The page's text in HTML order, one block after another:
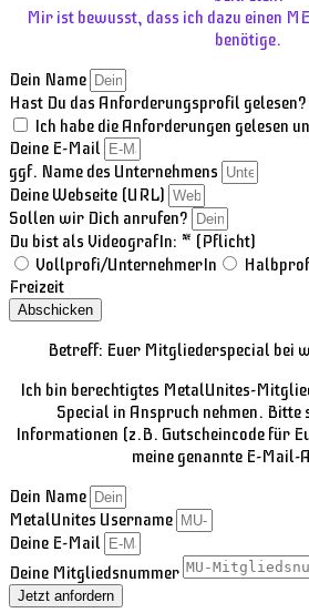
Mir ist bewusst, dass ich dazu einen
benötige.
Dein Name
Hast Du das Anforderungsprofil
Ich habe die Anforderungen gelesen
Deine E-Mail
ggf. Name des Unternehmens
Deine Webseite (URL)
Sollen wir Dich anrufen?
Du bist als VideografIn: * (Pflicht)
Vollprofi/UnternehmerIn
Freizeit
Abschicken
Betreff: Euer Mitgliederspecial bei
Ich bin berechtigtes MetalUnites-
Special in Anspruch nehmen.
Informationen (z.B. Gutscheincode für
meine genannte E-Mail-
Dein Name
MetalUnites Username
Deine E-Mail
Deine Mitgliedsnummer
Jetzt anfordern